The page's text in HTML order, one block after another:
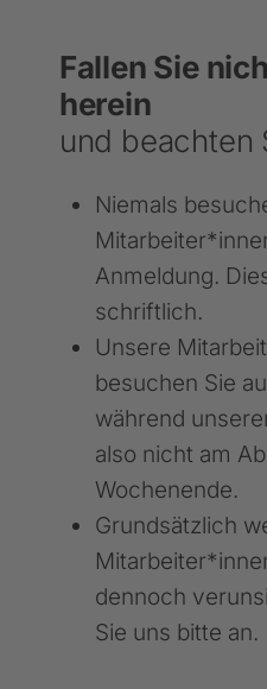
Fallen Sie
herein
und beachten
Niemals
Anmeldung.
schriftlich.
Unsere
besuchen Sie
während
also nicht am
Wochenende.
Grundsätzlich
dennoch
Sie uns bitte an.